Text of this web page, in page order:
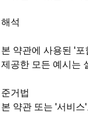
해석
본 약관에 사용된 '포
제공한 모든 예시는
준거법
본 약관 또는 '서비